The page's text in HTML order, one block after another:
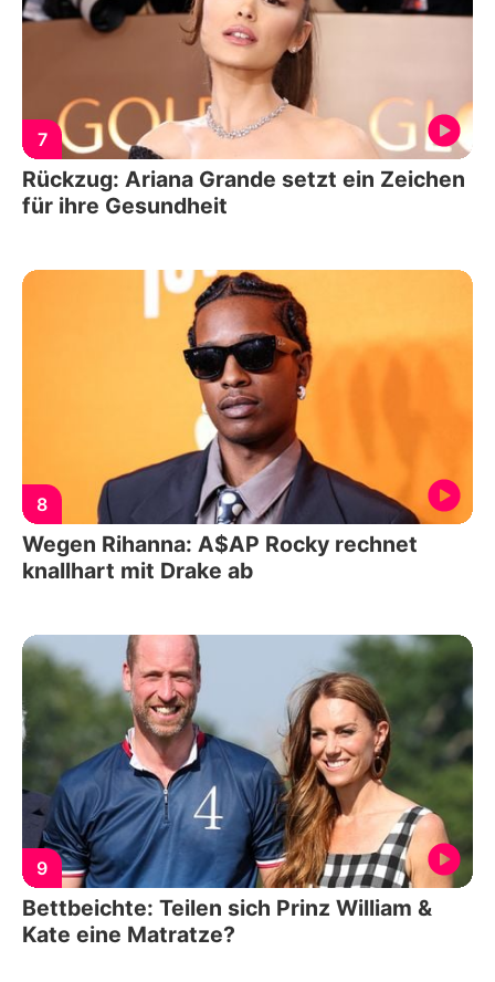
7
Rückzug: Ariana Grande setzt ein Zeichen
für ihre Gesundheit
8
Wegen Rihanna: A$AP Rocky rechnet
knallhart mit Drake ab
9
Bettbeichte: Teilen sich Prinz William &
Kate eine Matratze?